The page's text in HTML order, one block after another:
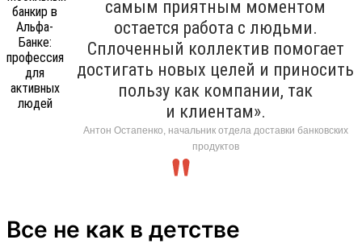
самым приятным моментом
остается работа с людьми.
Сплоченный коллектив помогает
достигать новых целей и приносить
пользу как компании, так
и клиентам».
Антон Остапенко, начальник отдела доставки банковских
продуктов
Все не как в детстве